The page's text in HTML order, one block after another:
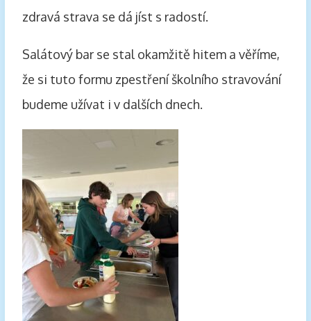
zdravá strava se dá jíst s radostí.
Salátový bar se stal okamžitě hitem a věříme,
že si tuto formu zpestření školního stravování
budeme užívat i v dalších dnech.